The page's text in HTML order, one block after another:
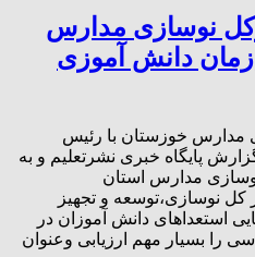
نوسازی مدارس
دانش آموزی
خوزستان با رئیس
پایگاه خبری نشرتعلیم و به
مدارس استان
نوسازی،توسعه و تجهیز
استعداهای دانش آموزان در
را بسیار مهم ارزیابی وعنوان